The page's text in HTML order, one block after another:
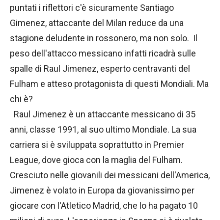
puntati i riflettori c'è sicuramente Santiago
Gimenez, attaccante del Milan reduce da una
stagione deludente in rossonero, ma non solo. Il
peso dell'attacco messicano infatti ricadrà sulle
spalle di Raul Jimenez, esperto centravanti del
Fulham e atteso protagonista di questi Mondiali. Ma
chi è?
Raul Jimenez è un attaccante messicano di 35
anni, classe 1991, al suo ultimo Mondiale. La sua
carriera si è sviluppata soprattutto in Premier
League, dove gioca con la maglia del Fulham.
Cresciuto nelle giovanili dei messicani dell'America,
Jimenez è volato in Europa da giovanissimo per
giocare con l'Atletico Madrid, che lo ha pagato 10